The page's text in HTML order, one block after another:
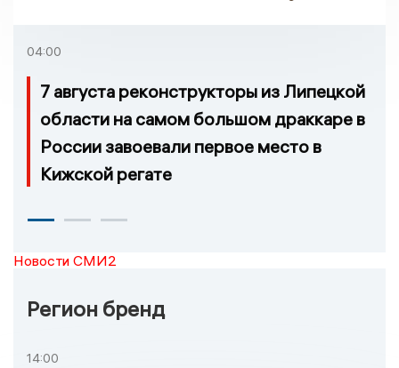
04:00
7 августа реконструкторы из Липецкой
области на самом большом драккаре в
России завоевали первое место в
Кижской регате
Новости СМИ2
Регион бренд
14:00